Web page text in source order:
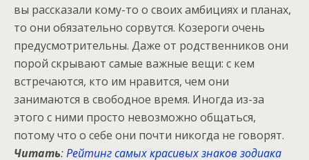
вы рассказали кому-то о своих амбициях и планах,
то они обязательно сорвутся. Козероги очень
предусмотрительны. Даже от родственников они
порой скрывают самые важные вещи: с кем
встречаются, кто им нравится, чем они
занимаются в свободное время. Иногда из-за
этого с ними просто невозможно общаться,
потому что о себе они почти никогда не говорят.
Читать:Рейтинг самых красивых знаков зодиака